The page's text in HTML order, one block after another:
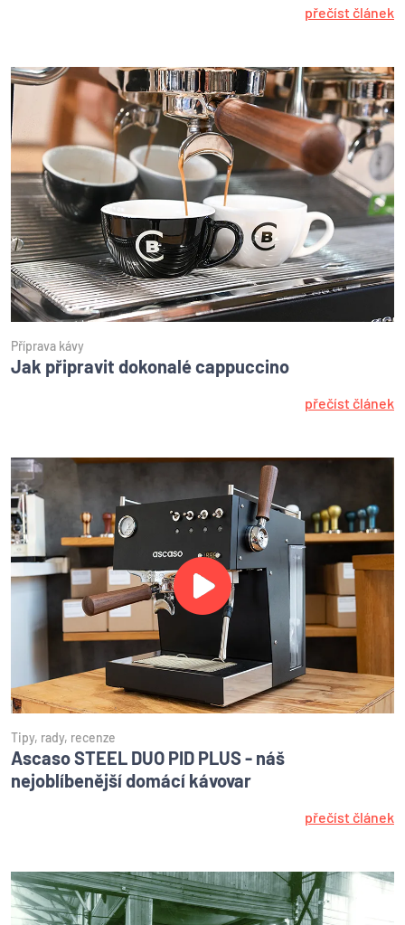
přečíst článek
Příprava kávy
Jak připravit dokonalé cappuccino
přečíst článek
Tipy, rady, recenze
Ascaso STEEL DUO PID PLUS - náš
nejoblíbenější domácí kávovar
přečíst článek